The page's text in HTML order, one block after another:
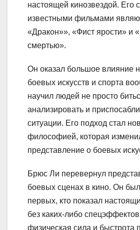
настоящей кинозвездой. Его
известными фильмами
«Дракон»», «Фист ярости» и
смертью».
Он оказал большое влияние
боевых искусств и спорта
научил людей не просто
анализировать и
ситуации. Его подход стал
философией, которая
представление о боевых
Брюс Ли перевернул
боевых сценах в кино. Он
первых, кто показал
без каких-либо
физическая сила и быстрота